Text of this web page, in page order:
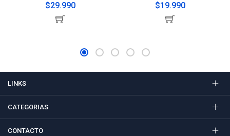
$29.990 $19.990
LINKS
CATEGORIAS
CONTACTO